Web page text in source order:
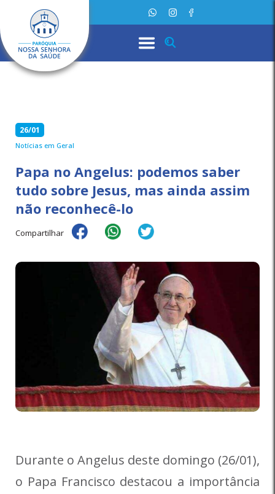
26/01
Notícias em Geral
Papa no Angelus: podemos saber
tudo sobre Jesus, mas ainda assim
não reconhecê-lo
Compartilhar
Durante o Angelus deste domingo (26/01),
o Papa Francisco destacou a importância